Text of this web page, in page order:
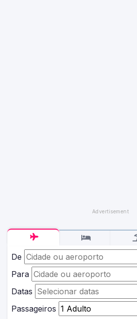
De
Para
Datas
Passageiros